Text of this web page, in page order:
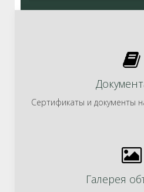
Сертификаты и документы
Галерея